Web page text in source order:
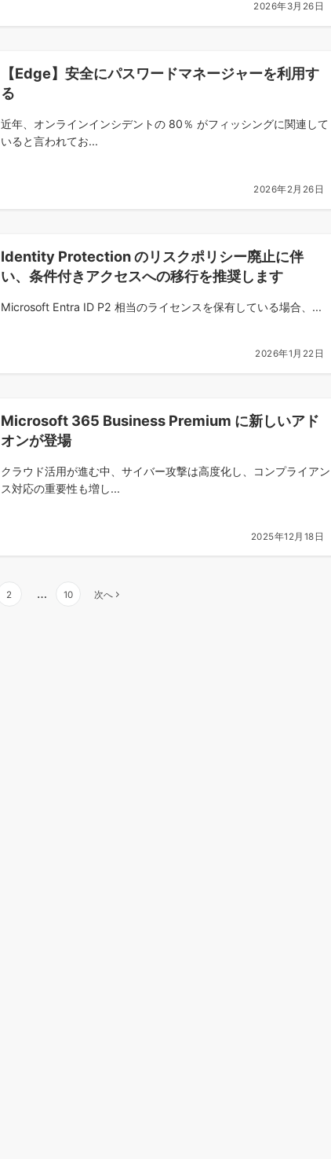
2026年3月26日
【Edge】安全にパスワードマネージャーを利用す
る
近年、オンラインインシデントの 80％ がフィッシングに関連して
いると言われてお...
2026年2月26日
Identity Protection のリスクポリシー廃止に伴
い、条件付きアクセスへの移行を推奨します
Microsoft Entra ID P2 相当のライセンスを保有している場合、...
2026年1月22日
Microsoft 365 Business Premium に新しいアド
オンが登場
クラウド活用が進む中、サイバー攻撃は高度化し、コンプライアン
ス対応の重要性も増し...
2025年12月18日
2 … 10 次へ